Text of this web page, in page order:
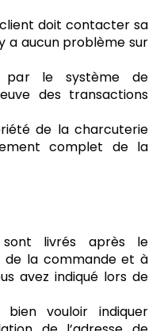
doit contacter sa
a aucun problème sur
par le système de
des transactions
de la charcuterie
complet de la
sont livrés après le
la commande et à
avez indiqué lors de
vouloir indiquer